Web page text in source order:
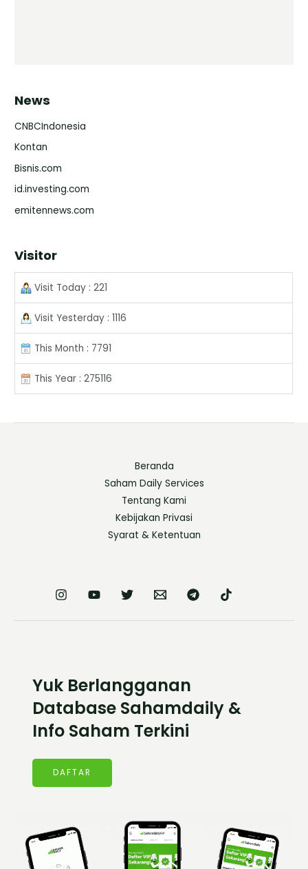
News
CNBCIndonesia
Kontan
Bisnis.com
id.investing.com
emitennews.com
Visitor
Visit Today : 221
Visit Yesterday : 1116
This Month : 7791
This Year : 275116
Beranda
Saham Daily Services
Tentang Kami
Kebijakan Privasi
Syarat & Ketentuan
Yuk Berlangganan
Database Sahamdaily &
Info Saham Terkini
DAFTAR